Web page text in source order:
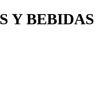
Y BEBIDAS